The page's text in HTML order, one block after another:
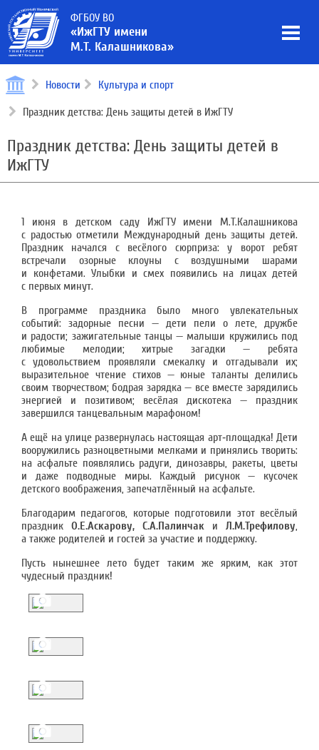
ФГБОУ ВО
«ИжГТУ имени
М.Т. Калашникова»
Новости Культура и спорт
Праздник детства: День защиты детей в ИжГТУ
Праздник детства: День защиты детей в
ИжГТУ
1 июня в детском саду ИжГТУ имени М.Т.Калашникова
с радостью отметили Международный день защиты детей.
Праздник начался с весёлого сюрприза: у ворот ребят
встречали озорные клоуны с воздушными шарами
и конфетами. Улыбки и смех появились на лицах детей
с первых минут.
В программе праздника было много увлекательных
событий: задорные песни — дети пели о лете, дружбе
и радости; зажигательные танцы — малыши кружились под
любимые мелодии; хитрые загадки — ребята
с удовольствием проявляли смекалку и отгадывали их;
выразительное чтение стихов — юные таланты делились
своим творчеством; бодрая зарядка — все вместе зарядились
энергией и позитивом; весёлая дискотека — праздник
завершился танцевальным марафоном!
А ещё на улице развернулась настоящая арт‑площадка! Дети
вооружились разноцветными мелками и принялись творить:
на асфальте появлялись радуги, динозавры, ракеты, цветы
и даже подводные миры. Каждый рисунок — кусочек
детского воображения, запечатлённый на асфальте.
Благодарим педагогов, которые подготовили этот весёлый
праздник О.Е.Аскарову, С.А.Палинчак и Л.М.Трефилову,
а также родителей и гостей за участие и поддержку.
Пусть нынешнее лето будет таким же ярким, как этот
чудесный праздник!